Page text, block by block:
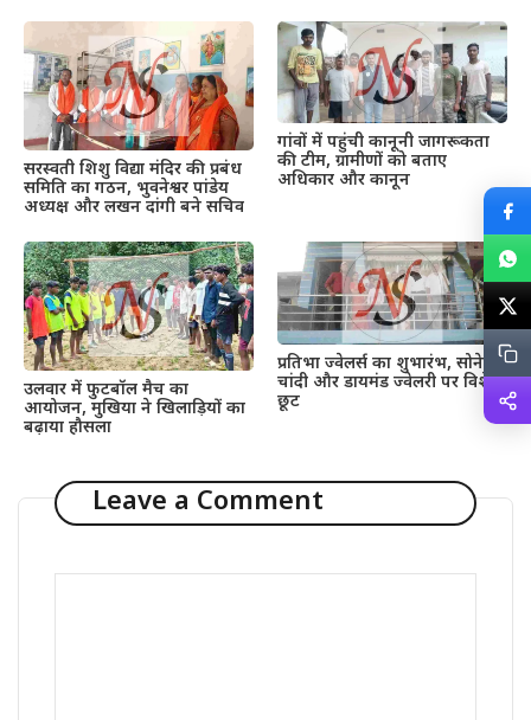
सरस्वती शिशु विद्या मंदिर की प्रबंध
समिति का गठन, भुवनेश्वर पांडेय
अध्यक्ष और लखन दांगी बने सचिव
गांवों में पहुंची कानूनी जागरूकता
की टीम, ग्रामीणों को बताए
अधिकार और कानून
उलवार में फुटबॉल मैच का
आयोजन, मुखिया ने खिलाड़ियों का
बढ़ाया हौसला
प्रतिभा ज्वेलर्स का शुभारंभ, सोने-
चांदी और डायमंड ज्वेलरी पर विशेष
छूट
Leave a Comment